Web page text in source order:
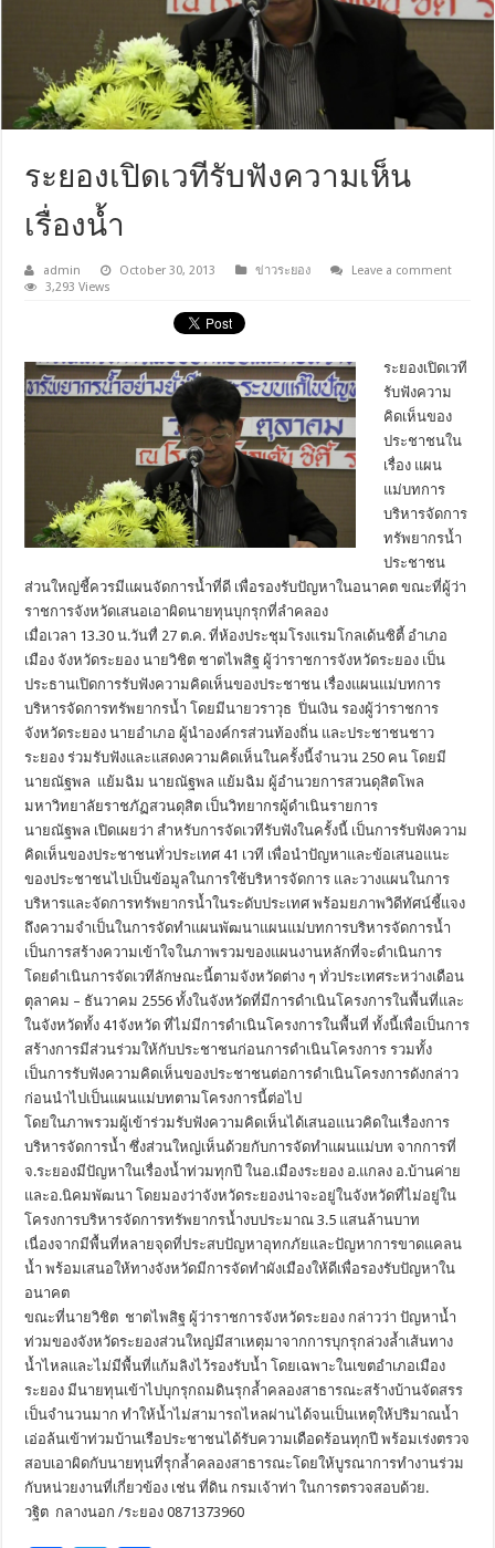
ระยองเปิดเวทีรับฟังความเห็น
เรื่องน้ำ
admin October 30, 2013 ข่าวระยอง
Leave a comment
3,293 Views
ระยองเปิดเวที
รับฟังความ
คิดเห็นของ
ประชาชนใน
เรื่อง แผน
แม่บทการ
บริหารจัดการ
ทรัพยากรน้ำ
ประชาชน
ส่วนใหญ่ชี้ควรมีแผนจัดการน้ำที่ดี เพื่อรองรับปัญหาในอนาคต ขณะที่ผู้ว่า
ราชการจังหวัดเสนอเอาผิดนายทุนบุกรุกที่ลำคลอง
เมื่อเวลา 13.30 น.วันทื่ 27 ต.ค. ที่ห้องประชุมโรงแรมโกลเด้นซิตี้ อำเภอ
เมือง จังหวัดระยอง นายวิชิต ชาตไพสิฐ ผู้ว่าราชการจังหวัดระยอง เป็น
ประธานเปิดการรับฟังความคิดเห็นของประชาชน เรื่องแผนแม่บทการ
บริหารจัดการทรัพยากรน้ำ โดยมีนายวราวุธ ปิ่นเงิน รองผู้ว่าราชการ
จังหวัดระยอง นายอำเภอ ผู้นำองค์กรส่วนท้องถิ่น และประชาชนชาว
ระยอง ร่วมรับฟังและแสดงความคิดเห็นในครั้งนี้จำนวน 250 คน โดยมี
นายณัฐพล แย้มฉิม นายณัฐพล แย้มฉิม ผู้อำนวยการสวนดุสิตโพล
มหาวิทยาลัยราชภัฏสวนดุสิต เป็นวิทยากรผู้ดำเนินรายการ
นายณัฐพล เปิดเผยว่า สำหรับการจัดเวทีรับฟังในครั้งนี้ เป็นการรับฟังความ
คิดเห็นของประชาชนทั่วประเทศ 41 เวที เพื่อนำปัญหาและข้อเสนอแนะ
ของประชาชนไปเป็นข้อมูลในการใช้บริหารจัดการ และวางแผนในการ
บริหารและจัดการทรัพยากรน้ำในระดับประเทศ พร้อมยภาพวิดีทัศน์ชี้แจง
ถึงความจำเป็นในการจัดทำแผนพัฒนาแผนแม่บทการบริหารจัดการน้ำ
เป็นการสร้างความเข้าใจในภาพรวมของแผนงานหลักที่จะดำเนินการ
โดยดำเนินการจัดเวทีลักษณะนี้ตามจังหวัดต่าง ๆ ทั่วประเทศระหว่างเดือน
ตุลาคม – ธันวาคม 2556 ทั้งในจังหวัดที่มีการดำเนินโครงการในพื้นที่และ
ในจังหวัดทั้ง 41จังหวัด ที่ไม่มีการดำเนินโครงการในพื้นที่ ทั้งนี้เพื่อเป็นการ
สร้างการมีส่วนร่วมให้กับประชาชนก่อนการดำเนินโครงการ รวมทั้ง
เป็นการรับฟังความคิดเห็นของประชาชนต่อการดำเนินโครงการดังกล่าว
ก่อนนำไปเป็นแผนแม่บทตามโครงการนี้ต่อไป
โดยในภาพรวมผู้เข้าร่วมรับฟังความคิดเห็นได้เสนอแนวคิดในเรื่องการ
บริหารจัดการน้ำ ซึ่งส่วนใหญ่เห็นด้วยกับการจัดทำแผนแม่บท จากการที่
จ.ระยองมีปัญหาในเรื่องน้ำท่วมทุกปี ในอ.เมืองระยอง อ.แกลง อ.บ้านค่าย
และอ.นิคมพัฒนา โดยมองว่าจังหวัดระยองน่าจะอยู่ในจังหวัดที่ไม่อยู่ใน
โครงการบริหารจัดการทรัพยากรน้ำงบประมาณ 3.5 แสนล้านบาท
เนื่องจากมีพื้นที่หลายจุดที่ประสบปัญหาอุทกภัยและปัญหาการขาดแคลน
น้ำ พร้อมเสนอให้ทางจังหวัดมีการจัดทำผังเมืองให้ดีเพื่อรองรับปัญหาใน
อนาคต
ขณะที่นายวิชิต ชาตไพสิฐ ผู้ว่าราชการจังหวัดระยอง กล่าวว่า ปัญหาน้ำ
ท่วมของจังหวัดระยองส่วนใหญ่มีสาเหตุมาจากการบุกรุกล่วงล้ำเส้นทาง
น้ำไหลและไม่มีพื้นที่แก้มลิงไว้รองรับน้ำ โดยเฉพาะในเขตอำเภอเมือง
ระยอง มีนายทุนเข้าไปบุกรุกถมดินรุกล้ำคลองสาธารณะสร้างบ้านจัดสรร
เป็นจำนวนมาก ทำให้น้ำไม่สามารถไหลผ่านได้จนเป็นเหตุให้ปริมาณน้ำ
เอ่อล้นเข้าท่วมบ้านเรือประชาชนได้รับความเดือดร้อนทุกปี พร้อมเร่งตรวจ
สอบเอาผิดกับนายทุนที่รุกล้ำคลองสาธารณะโดยให้บูรณาการทำงานร่วม
กับหน่วยงานที่เกี่ยวข้อง เช่น ที่ดิน กรมเจ้าท่า ในการตรวจสอบด้วย.
วฐิต กลางนอก /ระยอง 0871373960